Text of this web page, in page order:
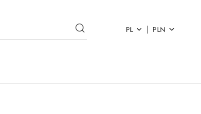
PL | PLN